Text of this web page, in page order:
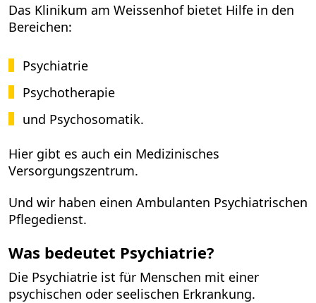
Das Klinikum am Weissenhof bietet Hilfe in den
Bereichen:
Psychiatrie
Psychotherapie
und Psychosomatik.
Hier gibt es auch ein Medizinisches
Versorgungszentrum.
Und wir haben einen Ambulanten Psychiatrischen
Pflegedienst.
Was bedeutet Psychiatrie?
Die Psychiatrie ist für Menschen mit einer
psychischen oder seelischen Erkrankung.